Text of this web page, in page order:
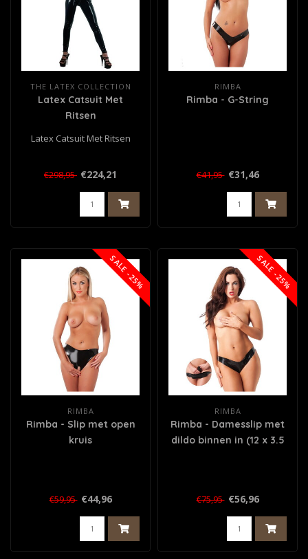
THE LATEX COLLECTION
Latex Catsuit Met
Ritsen
Latex Catsuit Met Ritsen
€298,95 €224,21
RIMBA
Rimba - G-String
€41,95 €31,46
SALE -25%
RIMBA
Rimba - Slip met open
kruis
€59,95 €44,96
SALE -25%
RIMBA
Rimba - Damesslip met
dildo binnen in (12 x 3.5
€75,95 €56,96